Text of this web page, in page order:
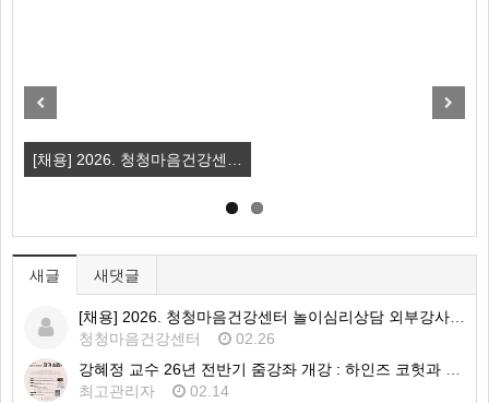
[채용] 2026. 청청마음건강센…
새글 새댓글
[채용] 2026. 청청마음건강센터 놀이심리상담 외부강사 1차 공개채용 공고
청청마음건강센터
02.26
강혜정 교수 26년 전반기 줌강좌 개강 : 하인즈 코헛과 자기심리학
최고관리자
02.14